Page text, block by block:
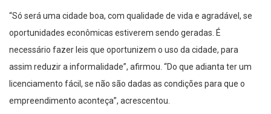
“Só será uma cidade boa, com qualidade de vida e agradável, se
oportunidades econômicas estiverem sendo geradas. É
necessário fazer leis que oportunizem o uso da cidade, para
assim reduzir a informalidade”, afirmou. “Do que adianta ter um
licenciamento fácil, se não são dadas as condições para que o
empreendimento aconteça”, acrescentou.